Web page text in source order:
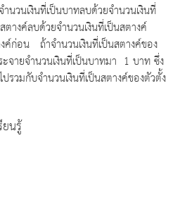
นวนเงินที่เป็นบาทลบด้วยจำนวนเงินที่
างค์ลบด้วยจำนวนเงินที่เป็นสตางค์
ค์ก่อน ถ้าจำนวนเงินที่เป็นสตางค์ของ
ายจำนวนเงินที่เป็นบาทมา 1 บาท ซึ่ง
มกับจำนวนเงินที่เป็นสตางค์ของตัวตั้ง
นรู้